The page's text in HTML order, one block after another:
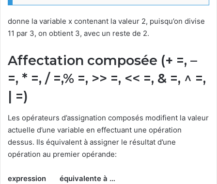
donne la variable x contenant la valeur 2, puisqu’on divise
11 par 3, on obtient 3, avec un reste de 2.
Affectation composée (+ =, –
=, * =, / =,% =, >> =, << =, & =, ^ =,
| =)
Les opérateurs d’assignation composés modifient la valeur
actuelle d’une variable en effectuant une opération
dessus. Ils équivalent à assigner le résultat d’une
opération au premier opérande:
expression
équivalente à …